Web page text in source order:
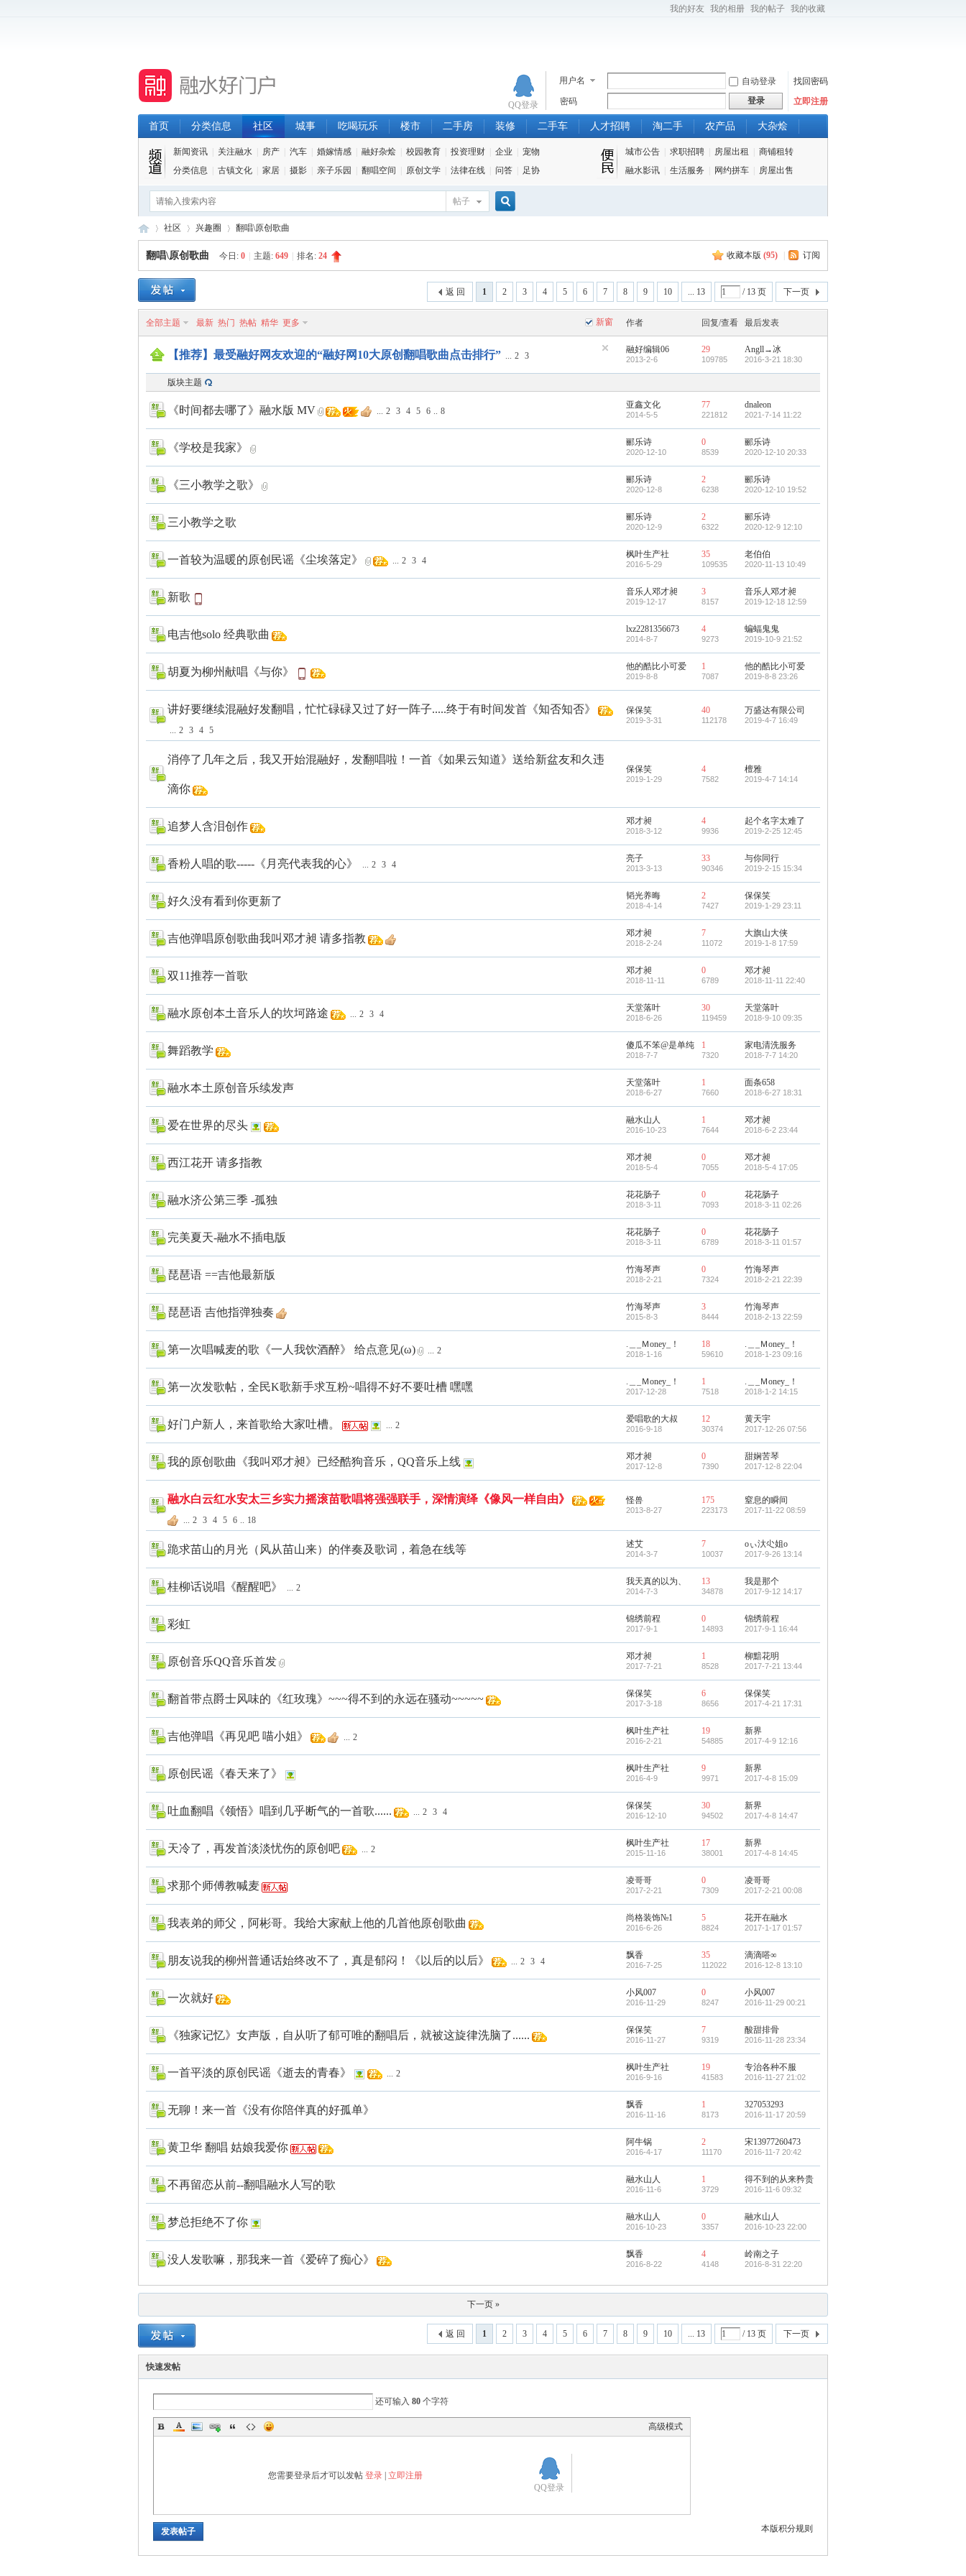
我的好友 我的相册 我的帖子 我的收藏
用户名 自动登录
找回密码
密码
登录 立即注册
QQ登录
首页 分类信息 社区 城事 吃喝玩乐 楼市 二手房 装修 二手车 人才招聘 淘二手 农产品 大杂烩
新闻资讯 关注融水 房产 汽车 婚嫁情感 融好杂烩 校园教育 投资理财 企业 宠物 城市公告 求职招聘 房屋出租
商铺租转
分类信息
古镇文化 家居 摄影 亲子乐园 翻唱空间 原创文学 法律在线 问答 足协 融水影讯 生活服务 网约拼车 房屋出售
帖子
索
好
»
社区
›
兴趣圈 翻唱\原创歌曲
收藏本版 (95) 订阅
翻唱\原创歌曲 今日: 0 主题: 649 排名: 24
1 2 3 4 5 6 7 8 9 10 ... 13 / 13 页 下一页
返 回
新窗
全部主题 最新 热门 热帖 精华 更多 作者 回复/查看 最后发表
【推荐】最受融好网友欢迎的“融好网10大原创翻唱歌曲点击排行” ... 2 3
融好编辑06
2013-2-6
29
109785
Angll→冰
2016-3-21 18:30
版块主题
《时间都去哪了》融水版 MV ... 2 3 4 5 6 .. 8
亚鑫文化
2014-5-5
77
221812
dnaleon
2021-7-14 11:22
《学校是我家》 郦乐诗
2020-12-10
0
8539
郦乐诗
2020-12-10 20:33
《三小教学之歌》 郦乐诗
2020-12-8
2
6238
郦乐诗
2020-12-10 19:52
三小教学之歌 郦乐诗
2020-12-9
2
6322
郦乐诗
2020-12-9 12:10
一首较为温暖的原创民谣《尘埃落定》 ... 2 3 4
枫叶生产社
2016-5-29
35
109535
老伯伯
2020-11-13 10:49
新歌 音乐人邓才昶
2019-12-17
3
8157
音乐人邓才昶
2019-12-18 12:59
电吉他solo 经典歌曲 lxz2281356673
2014-8-7
4
9273
蝙蝠鬼鬼
2019-10-9 21:52
胡夏为柳州献唱《与你》 他的酷比小可爱
2019-8-8
1
7087
他的酷比小可爱
2019-8-8 23:26
讲好要继续混融好发翻唱，忙忙碌碌又过了好一阵子.....终于有时间发首《知否知否》
... 2 3 4 5
保保笑
2019-3-31
40
112178
万盛达有限公司
2019-4-7 16:49
消停了几年之后，我又开始混融好，发翻唱啦！一首《如果云知道》送给新盆友和久违
滴你
保保笑
2019-1-29
4
7582
檀雅
2019-4-7 14:14
追梦人含泪创作 邓才昶
2018-3-12
4
9936
起个名字太难了
2019-2-25 12:45
香粉人唱的歌-----《月亮代表我的心》 ... 2 3 4
亮子
2013-3-13
33
90346
与你同行
2019-2-15 15:34
好久没有看到你更新了 韬光养晦
2018-4-14
2
7427
保保笑
2019-1-29 23:11
吉他弹唱原创歌曲我叫邓才昶 请多指教 邓才昶
2018-2-24
7
11072
大旗山大侠
2019-1-8 17:59
双11推荐一首歌 邓才昶
2018-11-11
0
6789
邓才昶
2018-11-11 22:40
融水原创本土音乐人的坎坷路途 ... 2 3 4
天堂落叶
2018-6-26
30
119459
天堂落叶
2018-9-10 09:35
舞蹈教学 傻瓜不笨@是单纯
2018-7-7
1
7320
家电清洗服务
2018-7-7 14:20
融水本土原创音乐续发声 天堂落叶
2018-6-27
1
7660
面条658
2018-6-27 18:31
爱在世界的尽头 融水山人
2016-10-23
1
7644
邓才昶
2018-6-2 23:44
西江花开 请多指教 邓才昶
2018-5-4
0
7055
邓才昶
2018-5-4 17:05
融水济公第三季 -孤独 花花肠子
2018-3-11
0
7093
花花肠子
2018-3-11 02:26
完美夏天-融水不插电版 花花肠子
2018-3-11
0
6789
花花肠子
2018-3-11 01:57
琵琶语 ==吉他最新版 竹海琴声
2018-2-21
0
7324
竹海琴声
2018-2-21 22:39
琵琶语 吉他指弹独奏 竹海琴声
2015-8-3
3
8444
竹海琴声
2018-2-13 22:59
第一次唱喊麦的歌《一人我饮酒醉》 给点意见(ω) ... 2
.＿_Ｍoney_！
2018-1-16
18
59610
.＿_Ｍoney_！
2018-1-23 09:16
第一次发歌帖，全民K歌新手求互粉~唱得不好不要吐槽 嘿嘿 .＿_Ｍoney_！
2017-12-28
1
7518
.＿_Ｍoney_！
2018-1-2 14:15
好门户新人，来首歌给大家吐槽。 ... 2
爱唱歌的大叔
2016-9-18
12
30374
黄天宇
2017-12-26 07:56
我的原创歌曲《我叫邓才昶》已经酷狗音乐，QQ音乐上线 邓才昶
2017-12-8
0
7390
甜娴苦琴
2017-12-8 22:04
融水白云红水安太三乡实力摇滚苗歌唱将强强联手，深情演绎《像风一样自由》
... 2 3 4 5 6 .. 18
怪兽
2013-8-27
175
223173
窒息的瞬间
2017-11-22 08:59
跪求苗山的月光（风从苗山来）的伴奏及歌词，着急在线等 述艾
2014-3-7
7
10037
oぃ汏尐姐o
2017-9-26 13:14
桂柳话说唱《醒醒吧》 ... 2
我天真的以为、
2014-7-3
13
34878
我是那个
2017-9-12 14:17
彩虹 锦绣前程
2017-9-1
0
14893
锦绣前程
2017-9-1 16:44
原创音乐QQ音乐首发 邓才昶
2017-7-21
1
8528
柳黯花明
2017-7-21 13:44
翻首带点爵士风味的《红玫瑰》~~~得不到的永远在骚动~~~~~ 保保笑
2017-3-18
6
8656
保保笑
2017-4-21 17:31
吉他弹唱《再见吧 喵小姐》 ... 2
枫叶生产社
2016-2-21
19
54885
新界
2017-4-9 12:16
原创民谣《春天来了》 枫叶生产社
2016-4-9
9
9971
新界
2017-4-8 15:09
吐血翻唱《领悟》唱到几乎断气的一首歌...... ... 2 3 4
保保笑
2016-12-10
30
94502
新界
2017-4-8 14:47
天冷了，再发首淡淡忧伤的原创吧 ... 2
枫叶生产社
2015-11-16
17
38001
新界
2017-4-8 14:45
求那个师傅教喊麦 凌哥哥
2017-2-21
0
7309
凌哥哥
2017-2-21 00:08
我表弟的师父，阿彬哥。我给大家献上他的几首他原创歌曲 尚格装饰№1
2016-6-26
5
8824
花开在融水
2017-1-17 01:57
朋友说我的柳州普通话始终改不了，真是郁闷！《以后的以后》 ... 2 3 4
飘香
2016-7-25
35
112022
滴滴嗒∞
2016-12-8 13:10
一次就好 小风007
2016-11-29
0
8247
小风007
2016-11-29 00:21
《独家记忆》女声版，自从听了郁可唯的翻唱后，就被这旋律洗脑了...... 保保笑
2016-11-27
7
9319
酸甜排骨
2016-11-28 23:34
一首平淡的原创民谣《逝去的青春》 ... 2
枫叶生产社
2016-9-16
19
41583
专治各种不服
2016-11-27 21:02
无聊！来一首《没有你陪伴真的好孤单》 飘香
2016-11-16
1
8173
327053293
2016-11-17 20:59
黄卫华 翻唱 姑娘我爱你 阿牛锅
2016-4-17
2
11170
宋13977260473
2016-11-7 20:42
不再留恋从前--翻唱融水人写的歌 融水山人
2016-11-6
1
3729
得不到的从来矜贵
2016-11-6 09:32
梦总拒绝不了你 融水山人
2016-10-23
0
3357
融水山人
2016-10-23 22:00
没人发歌嘛，那我来一首《爱碎了痴心》 飘香
2016-8-22
4
4148
岭南之子
2016-8-31 22:20
下一页 »
1 2 3 4 5 6 7 8 9 10 ... 13 / 13 页 下一页
返 回
快速发帖
还可输入 80 个字符
高级模式
您需要登录后才可以发帖 登录 立即注册
QQ登录
本版积分规则
发表帖子